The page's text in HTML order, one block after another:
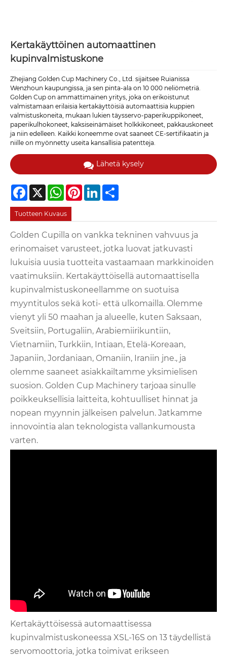
Kertakäyttöinen automaattinen
kupinvalmistuskone
Zhejiang Golden Cup Machinery Co., Ltd. sijaitsee Ruianissa
Wenzhoun kaupungissa, ja sen pinta-ala on 10 000 neliömetriä.
Golden Cup on ammattimainen yritys, joka on erikoistunut
valmistamaan erilaisia ​​kertakäyttöisiä automaattisia kuppien
valmistuskoneita, mukaan lukien täysservo-paperikuppikoneet,
paperikulhokoneet, kaksiseinämäiset holkkikoneet, pakkauskoneet
ja niin edelleen. Kaikki koneemme ovat saaneet CE-sertifikaatin ja
niille on myönnetty useita kansallisia patentteja.
Lähetä kysely
Facebook
X WhatsAppPinterestLinkedIn
Tuotteen Kuvaus
Golden Cupilla on vankka tekninen vahvuus ja
erinomaiset varusteet, jotka luovat jatkuvasti
lukuisia uusia tuotteita vastaamaan markkinoiden
vaatimuksiin. Kertakäyttöisellä automaattisella
kupinvalmistuskoneellamme on suotuisa
myyntitulos sekä koti- että ulkomailla. Olemme
vienyt yli 50 maahan ja alueelle, kuten Saksaan,
Sveitsiin, Portugaliin, Arabiemiirikuntiin,
Vietnamiin, Turkkiin, Intiaan, Etelä-Koreaan,
Japaniin, Jordaniaan, Omaniin, Iraniin jne., ja
olemme saaneet asiakkailtamme yksimielisen
suosion. Golden Cup Machinery tarjoaa sinulle
poikkeuksellisia laitteita, kohtuulliset hinnat ja
nopean myynnin jälkeisen palvelun. Jatkamme
innovointia alan teknologista vallankumousta
varten.
Kertakäyttöisessä automaattisessa
kupinvalmistuskoneessa XSL-16S on 13 täydellistä
servomoottoria, jotka toimivat erikseen